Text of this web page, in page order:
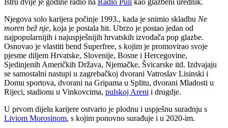
Njegova solo karijera počinje 1993., kada je snimio skladbu Ne
moren bež nje, koja je postala hit. Ubrzo je postao jedan od
najpopularnijih i najuspješnijih hrvatskih izvođača pop glazbe.
Osnovao je vlastiti bend Superfree, s kojim je promovirao svoje
pjesme diljem Hrvatske, Slovenije, Bosne i Hercegovine,
Sjedinjenih Američkih Država, Njemačke, Švicarske itd. Izdvajaju
se samostalni nastupi u zagrebačkoj dvorani Vatroslav Lisinski i
Domu sportova, dvorani na Gripama u Splitu, dvorani Mladosti u
Rijeci, stadionu u Vinkovcima, pulskoj Areni i drugdje.
U prvom dijelu karijere ostvario je plodnu i uspješnu suradnju s
Liviom Morosinom, s kojim ponovno surađuje i u 2020-im.